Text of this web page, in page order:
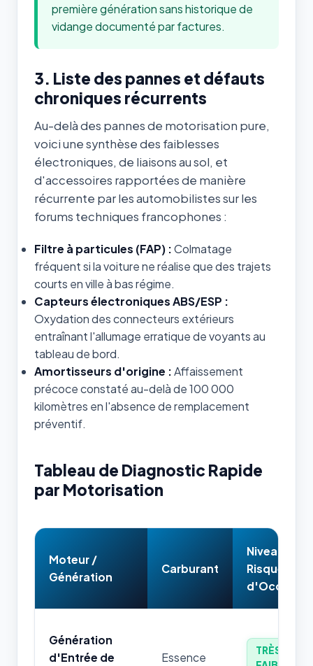
première génération sans historique de
vidange documenté par factures.
3. Liste des pannes et défauts
chroniques récurrents
Au-delà des pannes de motorisation pure,
voici une synthèse des faiblesses
électroniques, de liaisons au sol, et
d'accessoires rapportées de manière
récurrente par les automobilistes sur les
forums techniques francophones :
Filtre à particules (FAP) :Colmatage
fréquent si la voiture ne réalise que des trajets
courts en ville à bas régime.
Capteurs électroniques ABS/ESP :
Oxydation des connecteurs extérieurs
entraînant l'allumage erratique de voyants au
tableau de bord.
Amortisseurs d'origine :Affaissement
précoce constaté au-delà de 100 000
kilomètres en l'absence de remplacement
préventif.
Tableau de Diagnostic Rapide
par Motorisation
Moteur /
Génération
Carburant
Niveau de
Risque
d'Occasion
Génération
d'Entrée de
Essence
TRÈS